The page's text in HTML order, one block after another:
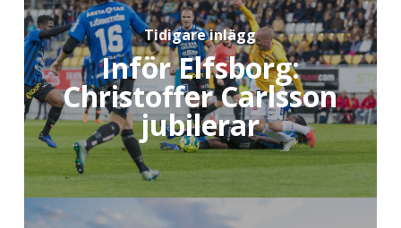
Tidigare inlägg
Inför Elfsborg:
Christoffer Carlsson
jubilerar